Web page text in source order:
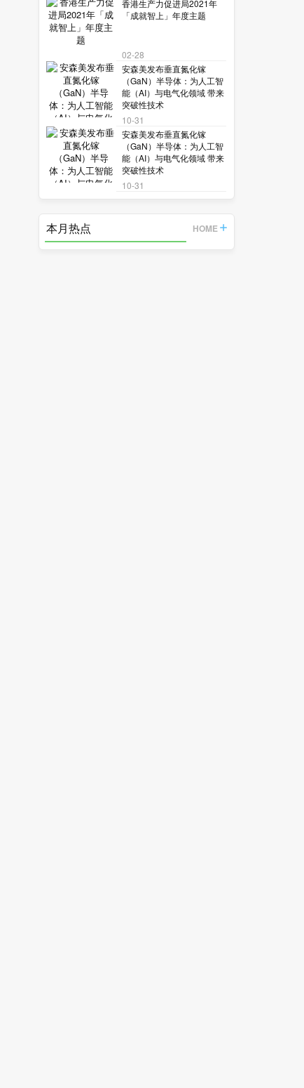
香港生产力促进局2021年
「成就智上」年度主题
02-28
安森美发布垂直氮化镓
（GaN）半导体：为人工智
能（AI）与电气化领域 带来
突破性技术
10-31
安森美发布垂直氮化镓
（GaN）半导体：为人工智
能（AI）与电气化领域 带来
突破性技术
10-31
本月热点 HOME